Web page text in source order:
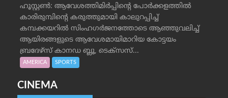
ഹൂസ്റ്റണ്‍: ആവേശത്തിമിര്‍പ്പിന്റെ പോര്‍ക്കളത്തില്‍
കാരിരുമ്പിന്റെ കരുത്തുമായി കാലുറപ്പിച്ച്
കമ്പക്കയറില്‍ സിംഹഗര്‍ജനത്തോടെ ആഞ്ഞുവലിച്ച്
ആയിരങ്ങളുടെ ആവേശമായിമാറിയ കോട്ടയം
ബ്രദേഴ്‌സ് കാനഡ ബ്ലൂ, ടെക്‌സസ്...
AMERICA SPORTS
CINEMA